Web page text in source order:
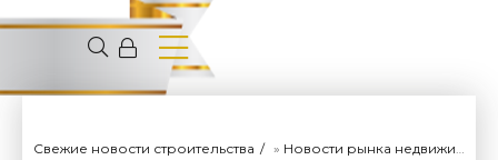
Свежие новости строительства » Новости рынка недвижимости